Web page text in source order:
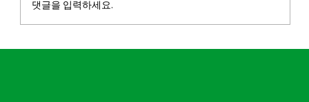
댓글을 입력하세요.